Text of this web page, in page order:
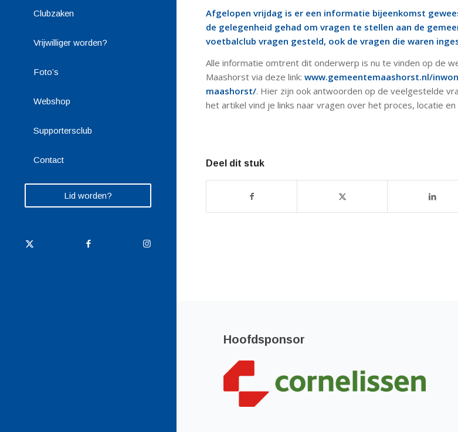
Clubzaken
Vrijwilliger worden?
Foto’s
Webshop
Supportersclub
Contact
Lid worden?
Afgelopen vrijdag is er een informatie bijeenkomst
de gelegenheid gehad om vragen te stellen aan de
voetbalclub vragen gesteld, ook de vragen die waren
Alle informatie omtrent dit onderwerp is nu te vinden op de
Maashorst via deze link: www.gemeentemaashorst.nl/
maashorst/. Hier zijn ook antwoorden op de veelgestelde
het artikel vind je links naar vragen over het proces, locatie
Deel dit stuk
Hoofdsponsor